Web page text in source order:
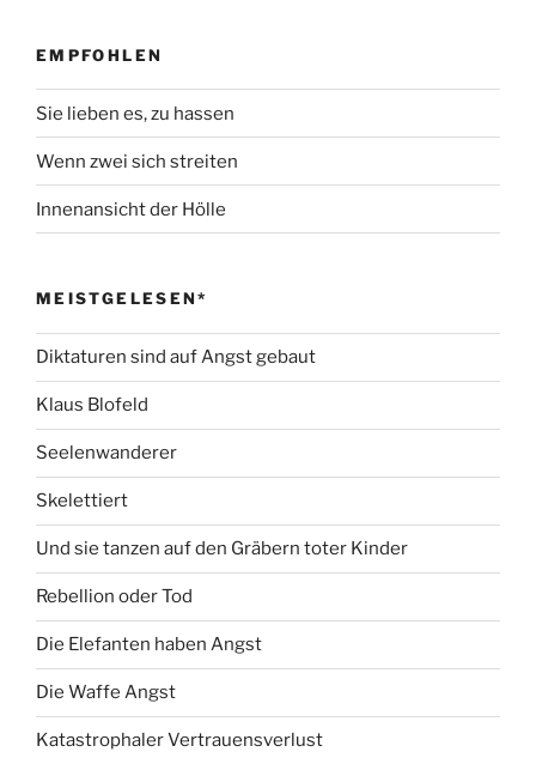
EMPFOHLEN
Sie lieben es, zu hassen
Wenn zwei sich streiten
Innenansicht der Hölle
MEISTGELESEN*
Diktaturen sind auf Angst gebaut
Klaus Blofeld
Seelenwanderer
Skelettiert
Und sie tanzen auf den Gräbern toter Kinder
Rebellion oder Tod
Die Elefanten haben Angst
Die Waffe Angst
Katastrophaler Vertrauensverlust